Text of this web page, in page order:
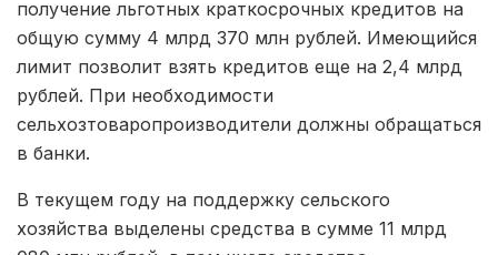
получение льготных краткосрочных кредитов на
общую сумму 4 млрд 370 млн рублей. Имеющийся
лимит позволит взять кредитов еще на 2,4 млрд
рублей. При необходимости
сельхозтоваропроизводители должны обращаться
в банки.
В текущем году на поддержку сельского
хозяйства выделены средства в сумме 11 млрд